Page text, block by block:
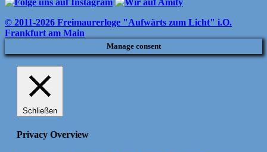
© 2011-2026 Freimaurerloge "Aufwärts zum Licht" i.O.
Frankfurt am Main
Manage consent
Schließen
Privacy Overview